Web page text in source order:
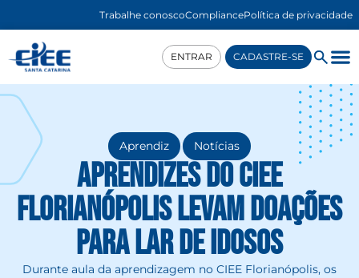
Trabalhe conoscoCompliancePolítica de privacidade
ENTRAR CADASTRE-SE
Aprendiz , Notícias
Aprendizes do CIEE
Florianópolis levam doações
para lar de idosos
Durante aula da aprendizagem no CIEE Florianópolis, os